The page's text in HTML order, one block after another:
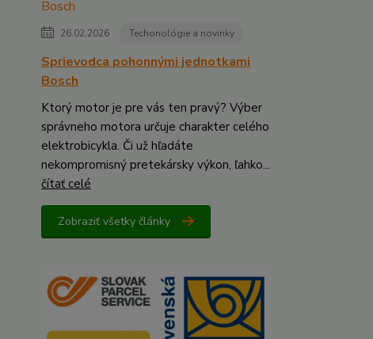
26.02.2026 Techonológie a novinky
Sprievodca pohonnými jednotkami
Bosch
Ktorý motor je pre vás ten pravý? Výber
správneho motora určuje charakter celého
elektrobicykla. Či už hľadáte
nekompromisný pretekársky výkon, ľahko...
čítať celé
Zobraziť všetky články